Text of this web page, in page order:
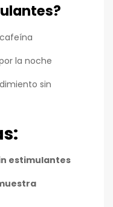
la noche
sin
estimulantes